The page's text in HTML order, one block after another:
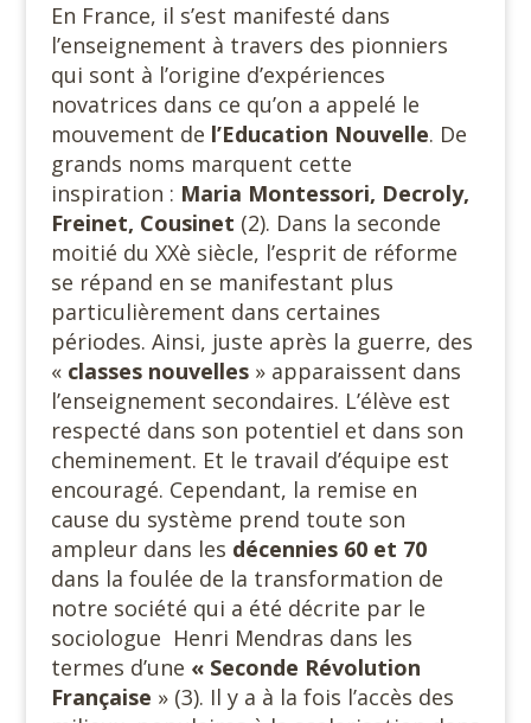
En France, il s’est manifesté dans
l’enseignement à travers des pionniers
qui sont à l’origine d’expériences
novatrices dans ce qu’on a appelé le
mouvement de l’Education Nouvelle. De
grands noms marquent cette
inspiration : Maria Montessori, Decroly,
Freinet, Cousinet (2). Dans la seconde
moitié du XXè siècle, l’esprit de réforme
se répand en se manifestant plus
particulièrement dans certaines
périodes. Ainsi, juste après la guerre, des
« classes nouvelles» apparaissent dans
l’enseignement secondaires. L’élève est
respecté dans son potentiel et dans son
cheminement. Et le travail d’équipe est
encouragé. Cependant, la remise en
cause du système prend toute son
ampleur dans les décennies 60 et 70
dans la foulée de la transformation de
notre société qui a été décrite par le
sociologue Henri Mendras dans les
termes d’une « Seconde Révolution
Française » (3). Il y a à la fois l’accès des